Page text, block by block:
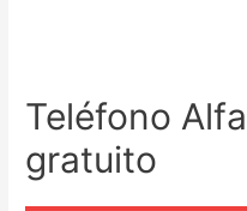
Teléfono
gratuito